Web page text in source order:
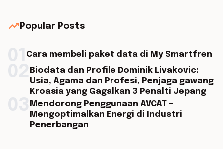
trending_up Popular Posts
Cara membeli paket data di My Smartfren
Biodata dan Profile Dominik Livakovic:
Usia, Agama dan Profesi, Penjaga gawang
Kroasia yang Gagalkan 3 Penalti Jepang
Mendorong Penggunaan AVCAT –
Mengoptimalkan Energi di Industri
Penerbangan